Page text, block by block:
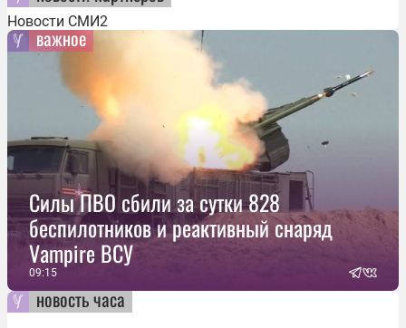
Новости СМИ2
важное
Силы ПВО сбили за сутки 828
беспилотников и реактивный снаряд
Vampire ВСУ
09:15
новость часа